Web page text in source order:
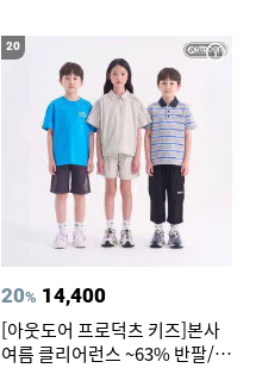
20
20% 14,400
[아웃도어 프로덕츠 키즈]본사
여름 클리어런스 ~63% 반팔/반